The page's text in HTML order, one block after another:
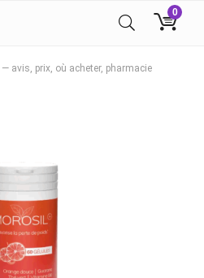
0
avis, prix, où acheter, pharmacie